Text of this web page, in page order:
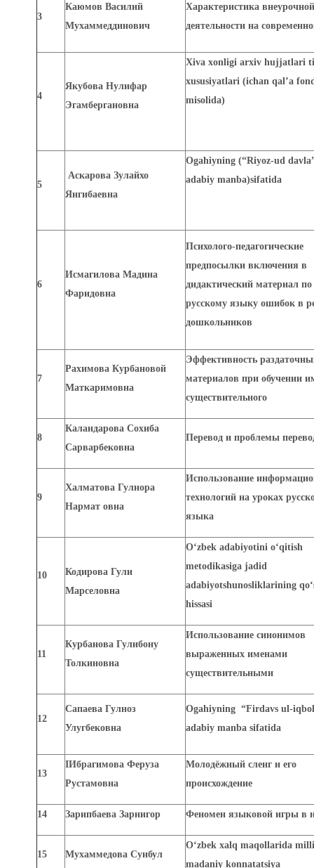
3
Каюмов Василий
Мухаммеддинович
Характеристика внеурочной
деятельности на
4
Якубова Нулифар
Эгамбергановна
Xiva xonligi arxiv hujjatlari
xususiyatlari (ichan qal’a
misolida)
5
Аскарова Зулайхо
Янгибаевна
Ogahiyning (“Riyoz-ud
adabiy manba)sifatida
6
Исмагилова Мадина
Фаридовна
Психолого-педагогические
предпосылки включения в
дидактический материал по
русскому языку ошибок в
дошкольников
7
Рахимова Курбановой
Маткаримовна
Эффективность
материалов при обучении
существительного
8
Каландарова Сохиба
Сарварбековна
Перевод и проблемы
9
Халматова Гулнора
Нармат овна
Использование
технологий на уроках
языка
10
Кодирова Гули
Марселовна
O‘zbek adabiyotini o‘qitish
metodikasiga jadid
adabiyotshunosliklarining
hissasi
11
Курбанова Гулибону
Толкиновна
Использование синонимов
выраженных именами
существительными
12
Сапаева Гулноз
Улугбековна
Ogahiyning “Firdavs ul-
adabiy manba sifatida
13
IИбрагимова Феруза
Рустамовна
Молодёжный сленг и его
происхождение
14 Зарипбаева Зарнигор Феномен языковой игры в
15 Мухаммедова Сунбул
O‘zbek xalq maqollarida
madaniy konnatatsiya